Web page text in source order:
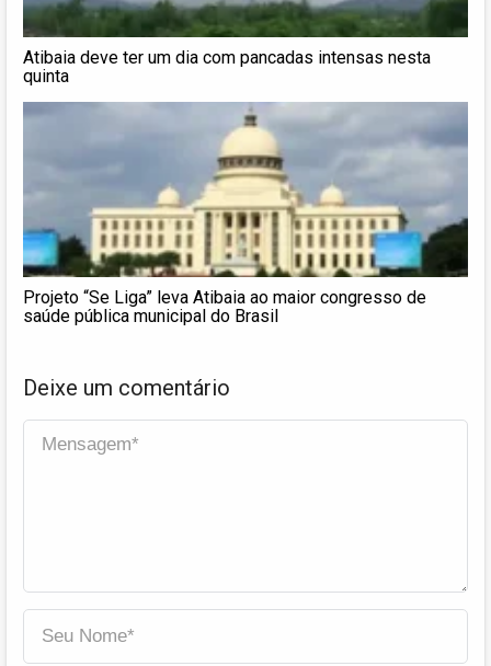
Atibaia deve ter um dia com pancadas intensas nesta
quinta
Projeto “Se Liga” leva Atibaia ao maior congresso de
saúde pública municipal do Brasil
Deixe um comentário